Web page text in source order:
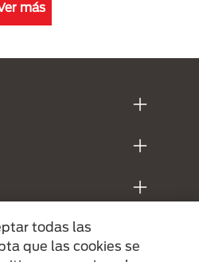
más
todas las
que las cookies se